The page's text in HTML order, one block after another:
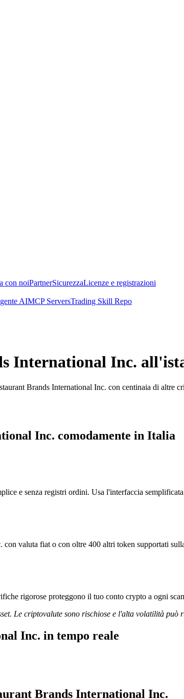
con noiPartnerSicurezzaLicenze e registrazioni
AIMCP ServersTrading Skill Repo
International Inc.
Brands International Inc. con centinaia di altre
Inc. comodamente in Italia
e senza registri ordini. Usa l'interfaccia
con valuta fiat o con oltre 400 altri token supportati
rigorose proteggono il tuo conto crypto a ogni
Le criptovalute sono rischiose e l'alta volatilità
Inc. in tempo reale
Brands International Inc.